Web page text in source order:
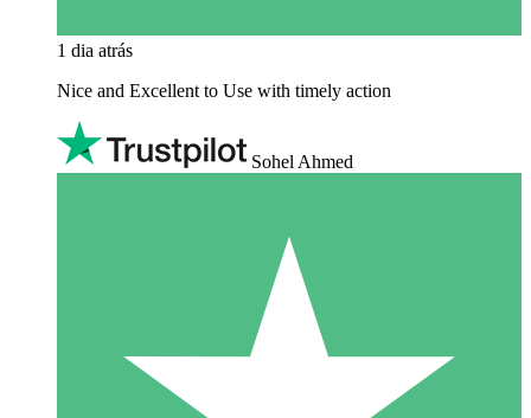
1 dia atrás
Nice and Excellent to Use with timely action
Sohel Ahmed